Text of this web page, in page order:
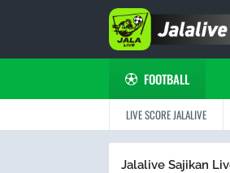
FOOTBALL
LIVE SCORE JALALIVE
Jalalive Sajikan